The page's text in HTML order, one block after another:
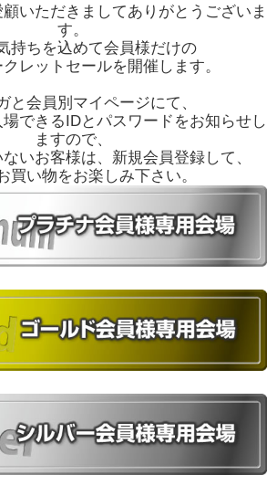
いただきましてありがとうございま
す。
持ちを込めて会員様だけの
レットセールを開催します。
と会員別マイページにて、
できるIDとパスワードをお知らせし
ますので、
いお客様は、新規会員登録して、
買い物をお楽しみ下さい。